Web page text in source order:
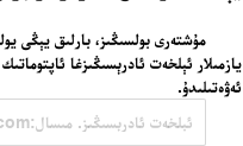
مۇشتەرى بولسىڭىز، بارلىق يېڭى
يازمىلار ئېلخەت ئادرېسىڭىزغا ئاپتوماتىك
ئەۋەتىلىدۇ.
ئادرېسىڭىز.